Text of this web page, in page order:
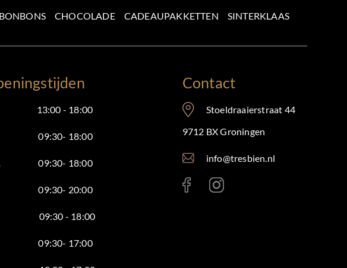
BONBONS CHOCOLADE CADEAUPAKKETTEN SINTERKLAAS
13:00 - 18:00
09:30- 18:00
09:30- 18:00
09:30- 20:00
09:30 - 18:00
09:30- 17:00
Contact
Stoeldraaierstraat 44
9712 BX Groningen
info@tresbien.nl